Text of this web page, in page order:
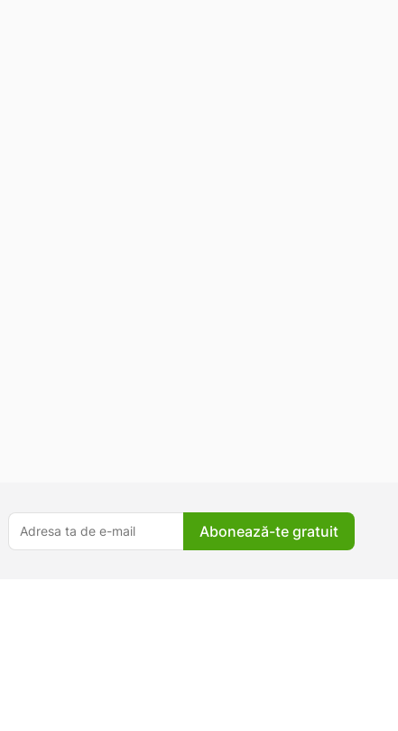
Abonează-te gratuit